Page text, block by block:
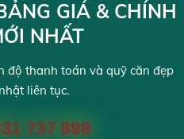
GIÁ & CHÍNH
NHẤT
độ thanh toán và quỹ căn đẹp
liên tục.
737 898